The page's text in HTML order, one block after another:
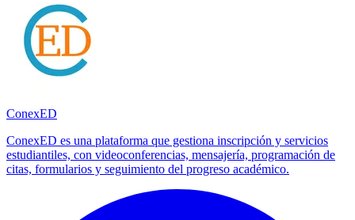
ConexED
ConexED es una plataforma que gestiona inscripción y servicios
estudiantiles, con videoconferencias, mensajería, programación de
citas, formularios y seguimiento del progreso académico.